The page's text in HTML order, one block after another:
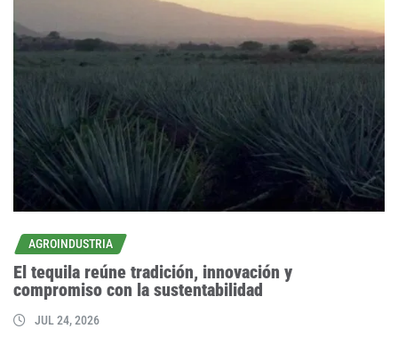
AGROINDUSTRIA
El tequila reúne tradición, innovación y
compromiso con la sustentabilidad
JUL 24, 2026